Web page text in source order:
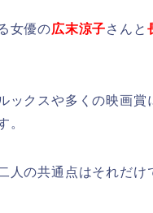
女優の広末涼子さんと
ックスや多くの映画賞
。
人の共通点はそれだけ